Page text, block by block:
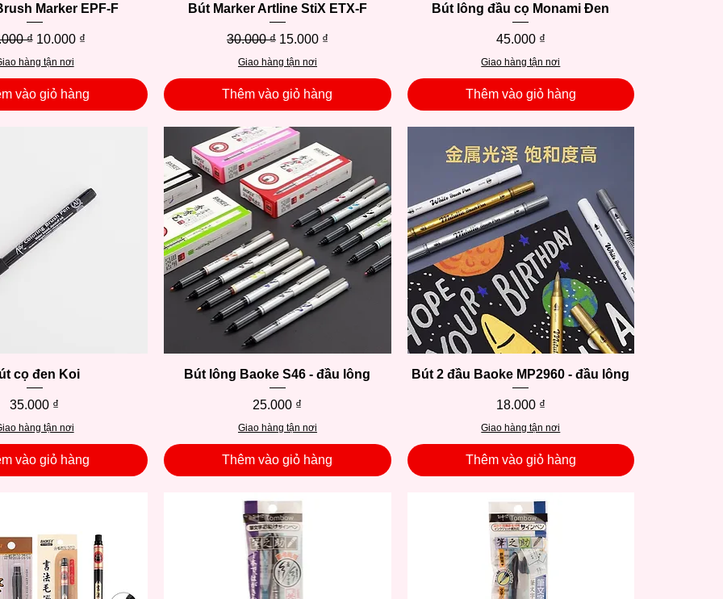
Xem nhanh
Marker EPF-F
thông thường
₫ Giá bán rẻ
10.000 ₫
hàng tận nơi
vào giỏ hàng
Xem nhanh
Bút Marker Artline StiX ETX-F
Giá thông thường
30.000 ₫ Giá bán rẻ
15.000 ₫
Giao hàng tận nơi
Thêm vào giỏ hàng
Xem nhanh
Bút lông đầu cọ Monami Đen
Giá
45.000 ₫
Giao hàng tận nơi
Thêm vào giỏ hàng
Xem nhanh
cọ đen Koi
Giá
35.000 ₫
hàng tận nơi
vào giỏ hàng
Xem nhanh
Bút lông Baoke S46 - đầu lông
Giá
25.000 ₫
Giao hàng tận nơi
Thêm vào giỏ hàng
Xem nhanh
Bút 2 đầu Baoke MP2960 - đầu lông
Giá
18.000 ₫
Giao hàng tận nơi
Thêm vào giỏ hàng